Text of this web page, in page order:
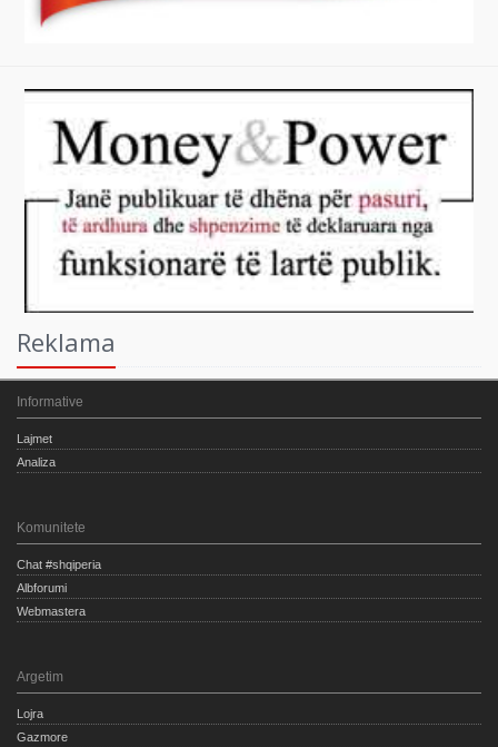
Reklama
Informative
Lajmet
Analiza
Komunitete
Chat #shqiperia
Albforumi
Webmastera
Argetim
Lojra
Gazmore